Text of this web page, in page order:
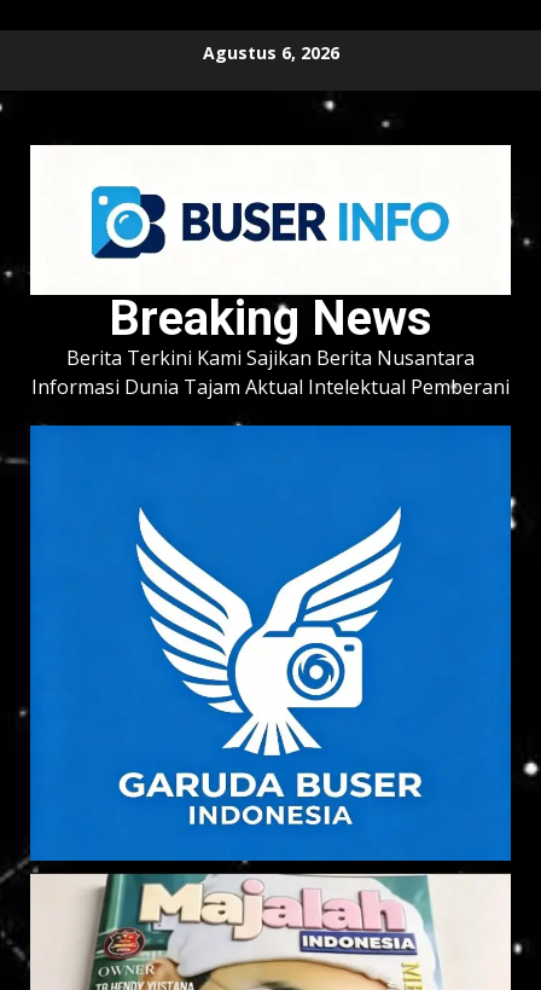
content
Agustus 6, 2026
Breaking News
Berita Terkini Kami Sajikan Berita Nusantara
Informasi Dunia Tajam Aktual Intelektual Pemberani